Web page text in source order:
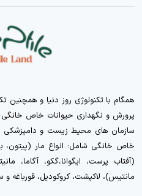
پرورش و نگهداری حیوانات خاص خانگی
سازمان های محیط زیست و دامپزشکی
خاص خانگی شامل: انواع مار (پیتون،
(آفتاب پرست، ایگوانا،گکو، آگاما،
مانتیس)، لاکپشت، کروکودیل، قورباغه